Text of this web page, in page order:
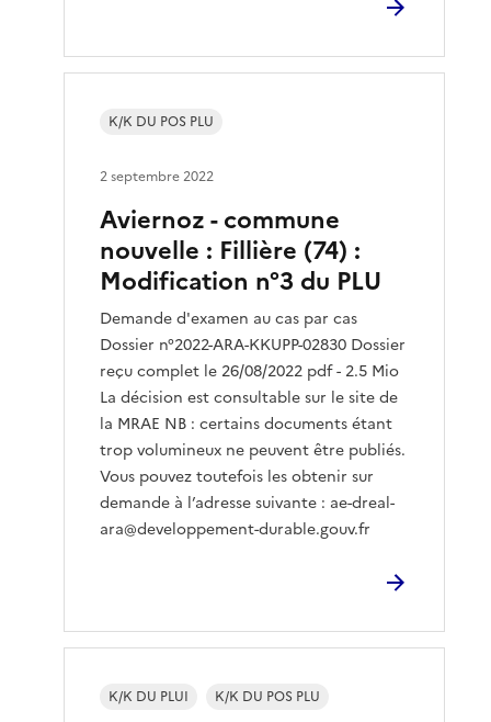
Aviernoz - commune
nouvelle : Fillière (74) :
Modification n°3 du PLU
Demande d'examen au cas par cas
Dossier n°2022-ARA-KKUPP-02830 Dossier
reçu complet le 26/08/2022 pdf - 2.5 Mio
La décision est consultable sur le site de
la MRAE NB : certains documents étant
trop volumineux ne peuvent être publiés.
Vous pouvez toutefois les obtenir sur
demande à l’adresse suivante : ae-dreal-
ara@developpement-durable.gouv.fr
K/K DU POS PLU
2 septembre 2022
K/K DU PLUI K/K DU POS PLU